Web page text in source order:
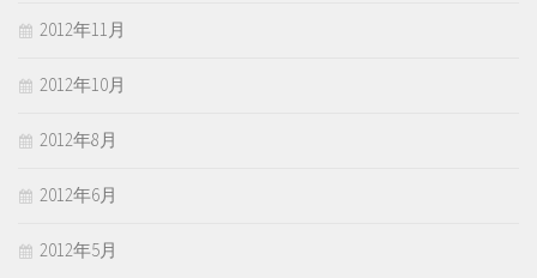
2012年11月
2012年10月
2012年8月
2012年6月
2012年5月